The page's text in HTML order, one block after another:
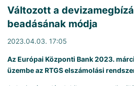
Változott a
beadásának módja
2023.04.03. 17:05
Az Európai Központi Bank 2023.
üzembe az RTGS elszámolási